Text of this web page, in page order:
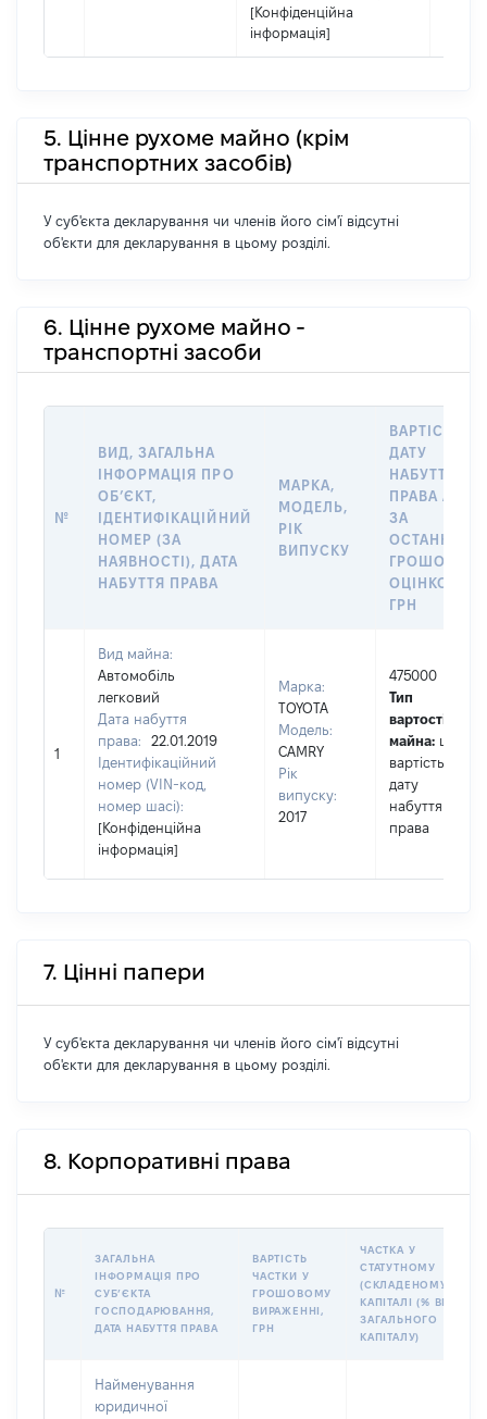
[Конфіденційна
інформація]
5. Цінне рухоме майно (крім
транспортних засобів)
У суб'єкта декларування чи членів його сім'ї відсутні
об'єкти для декларування в цьому розділі.
6. Цінне рухоме майно -
транспортні засоби
№
ВИД, ЗАГАЛЬНА
ІНФОРМАЦІЯ ПРО
ОБʼЄКТ,
ІДЕНТИФІКАЦІЙНИЙ
НОМЕР (ЗА
НАЯВНОСТІ), ДАТА
НАБУТТЯ ПРАВА
МАРКА,
МОДЕЛЬ,
РІК
ВИПУСКУ
ВАРТІСТЬ НА
ДАТУ
НАБУТТЯ
ПРАВА АБО
ЗА
ГРОШОВОЮ
ОЦІНКОЮ,
ГРН
1
Вид майна:
Автомобіль
легковий
Дата набуття
права:
22.01.2019
Ідентифікаційний
номер (VIN-код,
номер шасі):
[Конфіденційна
інформація]
Марка:
TOYOTA
Модель:
CAMRY
Рік
випуску:
2017
475000
Тип
вартості
майна: це
вартість на
дату
набуття
права
7. Цінні папери
У суб'єкта декларування чи членів його сім'ї відсутні
об'єкти для декларування в цьому розділі.
8. Корпоративні права
№
ЗАГАЛЬНА
ІНФОРМАЦІЯ ПРО
СУБʼЄКТА
ГОСПОДАРЮВАННЯ,
ДАТА НАБУТТЯ ПРАВА
ВАРТІСТЬ
ЧАСТКИ У
ГРОШОВОМУ
ВИРАЖЕННІ,
ГРН
ЧАСТКА У
СТАТУТНОМУ
(СКЛАДЕНОМУ)
КАПІТАЛІ (% ВІД
ЗАГАЛЬНОГО
КАПІТАЛУ)
Найменування
юридичної